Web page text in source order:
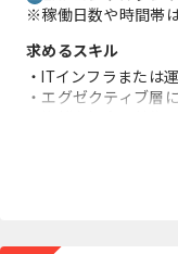
※稼働日数や時間帯
求めるスキル
・ITインフラまたは
・エグゼクティブ層